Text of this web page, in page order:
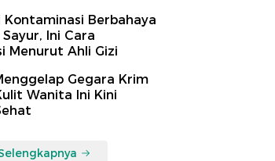
Kontaminasi Berbahaya
Ini Cara
Menurut Ahli Gizi
Gegara Krim
Wanita Ini Kini